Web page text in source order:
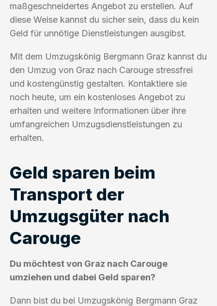
maßgeschneidertes Angebot zu erstellen. Auf
diese Weise kannst du sicher sein, dass du kein
Geld für unnötige Dienstleistungen ausgibst.
Mit dem Umzugskönig Bergmann Graz kannst du
den Umzug von Graz nach Carouge stressfrei
und kostengünstig gestalten. Kontaktiere sie
noch heute, um ein kostenloses Angebot zu
erhalten und weitere Informationen über ihre
umfangreichen Umzugsdienstleistungen zu
erhalten.
Geld sparen beim
Transport der
Umzugsgüter nach
Carouge
Du möchtest von Graz nach Carouge
umziehen und dabei Geld sparen?
Dann bist du bei Umzugskönig Bergmann Graz